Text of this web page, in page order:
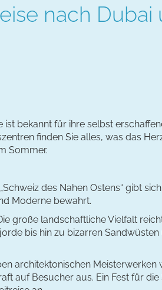
nach Dubai
ist bekannt für ihre selbst
finden Sie alles, was das
Sommer.
des Nahen Ostens“ gibt
Moderne bewahrt.
große landschaftliche Vielfalt
bis hin zu bizarren Sandwüsten
architektonischen Meisterwerken
auf Besucher aus. Ein Fest für die